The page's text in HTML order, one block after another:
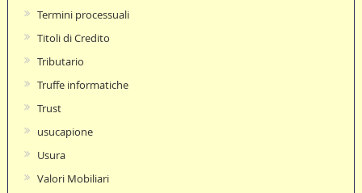
Termini processuali
Titoli di Credito
Tributario
Truffe informatiche
Trust
usucapione
Usura
Valori Mobiliari